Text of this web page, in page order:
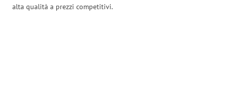
alta qualità a prezzi competitivi.